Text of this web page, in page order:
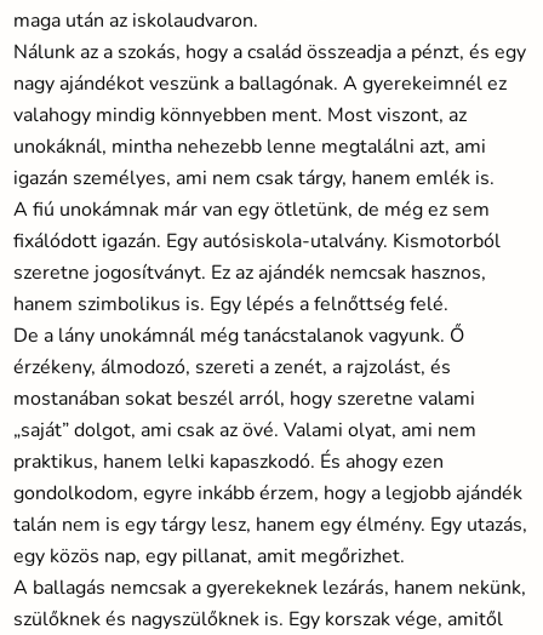
maga után az iskolaudvaron.
Nálunk az a szokás, hogy a család összeadja a pénzt, és egy
nagy ajándékot veszünk a ballagónak. A gyerekeimnél ez
valahogy mindig könnyebben ment. Most viszont, az
unokáknál, mintha nehezebb lenne megtalálni azt, ami
igazán személyes, ami nem csak tárgy, hanem emlék is.
A fiú unokámnak már van egy ötletünk, de még ez sem
fixálódott igazán. Egy autósiskola-utalvány. Kismotorból
szeretne jogosítványt. Ez az ajándék nemcsak hasznos,
hanem szimbolikus is. Egy lépés a felnőttség felé.
De a lány unokámnál még tanácstalanok vagyunk. Ő
érzékeny, álmodozó, szereti a zenét, a rajzolást, és
mostanában sokat beszél arról, hogy szeretne valami
„saját” dolgot, ami csak az övé. Valami olyat, ami nem
praktikus, hanem lelki kapaszkodó. És ahogy ezen
gondolkodom, egyre inkább érzem, hogy a legjobb ajándék
talán nem is egy tárgy lesz, hanem egy élmény. Egy utazás,
egy közös nap, egy pillanat, amit megőrizhet.
A ballagás nemcsak a gyerekeknek lezárás, hanem nekünk,
szülőknek és nagyszülőknek is. Egy korszak vége, amitől